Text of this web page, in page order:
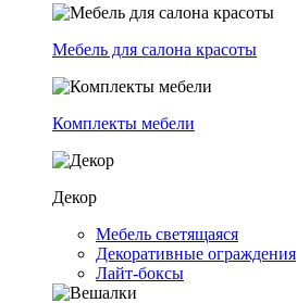
Мебель для салона красоты
Комплекты мебели
Декор
Мебель светящаяся
Декоративные ограждения
Лайт-боксы